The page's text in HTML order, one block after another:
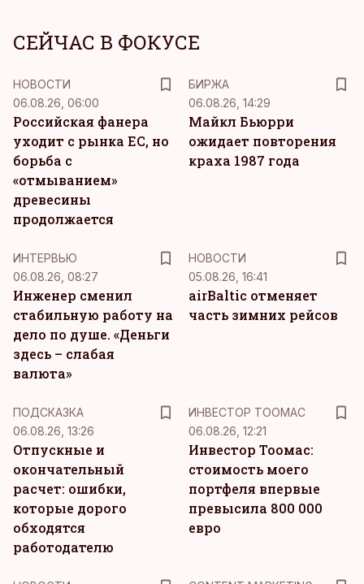
СЕЙЧАС В ФОКУСЕ
НОВОСТИ
06.08.26, 06:00
Российская фанера
уходит с рынка ЕС, но
борьба с
«отмыванием»
древесины
продолжается
БИРЖА
06.08.26, 14:29
Майкл Бьюрри
ожидает повторения
краха 1987 года
ИНТЕРВЬЮ
06.08.26, 08:27
Инженер сменил
стабильную работу на
дело по душе. «Деньги
здесь – слабая
валюта»
НОВОСТИ
05.08.26, 16:41
airBaltic отменяет
часть зимних рейсов
ПОДСКАЗКА
06.08.26, 13:26
Отпускные и
окончательный
расчет: ошибки,
которые дорого
обходятся
работодателю
ИНВЕСТОР ТООМАС
06.08.26, 12:21
Инвестор Тоомас:
стоимость моего
портфеля впервые
превысила 800 000
евро